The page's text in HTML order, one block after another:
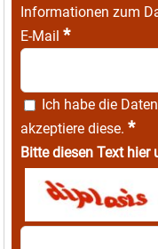
Informationen zum
E-Mail *
Ich habe die
akzeptiere diese. *
Bitte diesen Text hier